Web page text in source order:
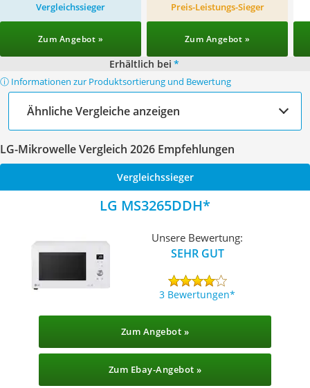
Vergleichssieger
Zum Angebot »
Preis-Leistungs-Sieger
Zum Angebot »
Erhältlich bei *
ⓘ Informationen zur Produktsortierung und Bewertung
Ähnliche Vergleiche anzeigen
LG-Mikrowelle Vergleich 2026 Empfehlungen
Vergleichssieger
LG MS3265DDH
Unsere Bewertung:
SEHR GUT
3 Bewertungen
Zum Angebot »
Zum Ebay-Angebot »